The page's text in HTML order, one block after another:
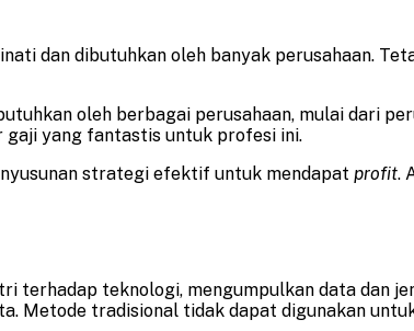
dan dibutuhkan oleh banyak perusahaan.
oleh berbagai perusahaan, mulai dari
gaji yang fantastis untuk profesi ini.
strategi efektif untuk mendapat profit.
terhadap teknologi, mengumpulkan data dan
Metode tradisional tidak dapat digunakan